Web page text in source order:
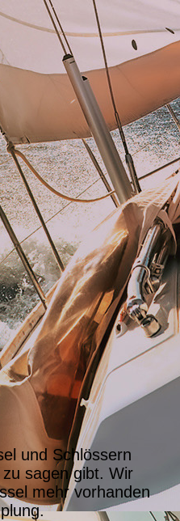
und Schlössern
sagen gibt. Wir
mehr vorhanden